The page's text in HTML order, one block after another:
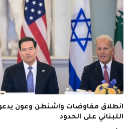
انطلاق مفاوضات واشنطن وعون
اللبناني على الحدود